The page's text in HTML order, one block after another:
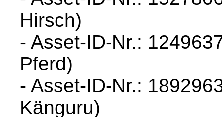
Hirsch)
- Asset-ID-Nr.:
Pferd)
- Asset-ID-Nr.:
Känguru)